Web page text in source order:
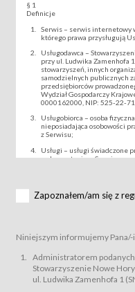
§ 1
Definicje
Serwis – serwis internetowy
którego prawa przysługują
Usługodawca –
przy ul. Ludwika Zamenhofa
stowarzyszeń, innych
samodzielnych publicznych
przedsiębiorców
Wydział Gospodarczy
0000162000, NIP: 525-22-
Usługobiorca – osoba
nieposiadająca osobowości
z Serwisu;
Usługi – usługi świadczone
wykorzystaniem Serwisu;
za pośrednictwem Serwisu;
podmiotom z branży mediów
Bilety – wybrane dokumenty
Usługodawcą i uprawniające
przewidziane przez
do uczestnictwa w wielu
Zapoznałem/am się z
Niniejszym informujemy Pana/-
Administratorem podanych
Stowarzyszenie Nowe
ul. Ludwika Zamenhofa 1